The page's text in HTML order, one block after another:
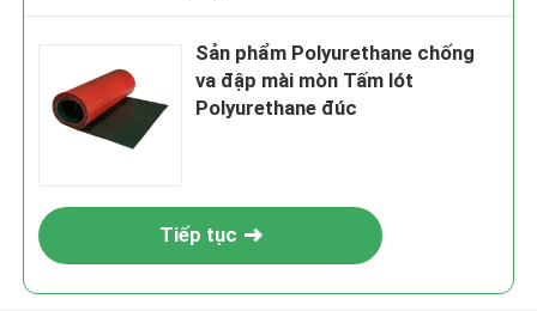
Sản phẩm Polyurethane chống
va đập mài mòn Tấm lót
Polyurethane đúc
Tiếp tục